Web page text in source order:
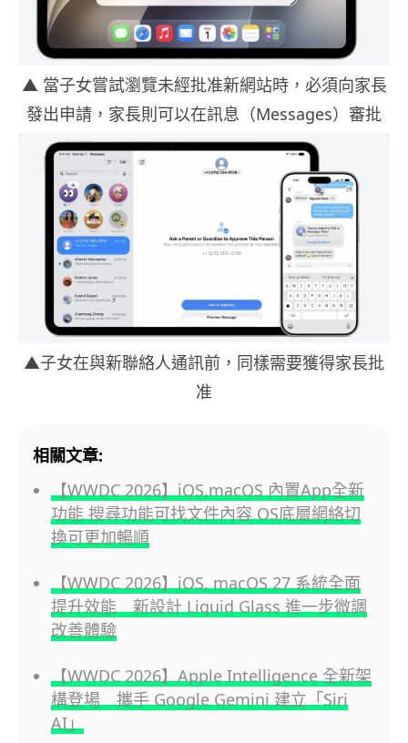
▲ 當子女嘗試瀏覽未經批准新網站時，必須向家長
發出申請，家長則可以在訊息（Messages）審批
▲子女在與新聯絡人通訊前，同樣需要獲得家長批
准
相關文章:
【WWDC 2026】iOS,macOS 內置App全新
功能 搜尋功能可找文件內容 OS底層網絡切
換可更加暢順
【WWDC 2026】iOS, macOS 27 系統全面
提升效能 新設計 Liquid Glass 進一步微調
改善體驗
【WWDC 2026】Apple Intelligence 全新架
構登場 攜手 Google Gemini 建立「Siri
AI」